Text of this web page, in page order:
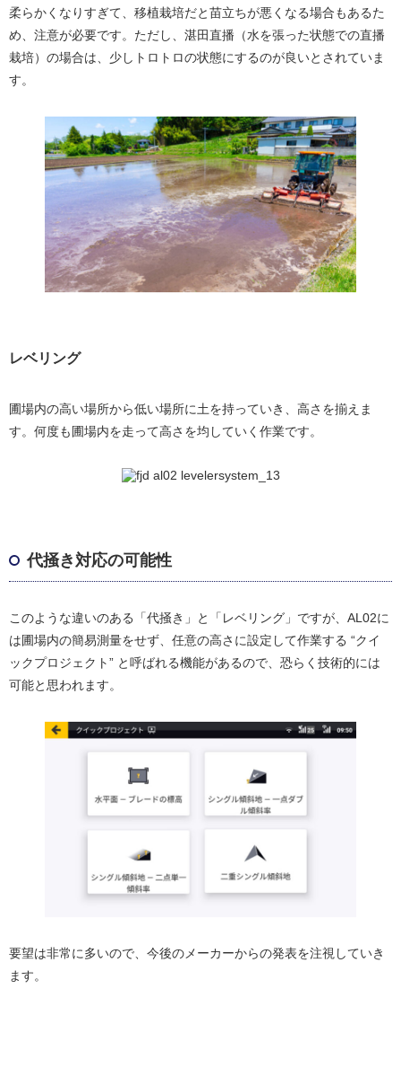
柔らかくなりすぎて、移植栽培だと苗立ちが悪くなる場合もあるた
め、注意が必要です。ただし、湛田直播（水を張った状態での直播
栽培）の場合は、少しトロトロの状態にするのが良いとされていま
す。
レベリング
圃場内の高い場所から低い場所に土を持っていき、高さを揃えま
す。何度も圃場内を走って高さを均していく作業です。
代掻き対応の可能性
このような違いのある「代掻き」と「レベリング」ですが、AL02に
は圃場内の簡易測量をせず、任意の高さに設定して作業する “クイ
ックプロジェクト” と呼ばれる機能があるので、恐らく技術的には
可能と思われます。
要望は非常に多いので、今後のメーカーからの発表を注視していき
ます。